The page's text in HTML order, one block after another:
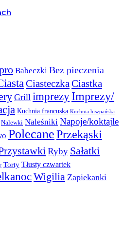
Babeczki Bez pieczenia
CiasteczkaCiastka
Grill imprezy Imprezy/
Kuchnia francuska Kuchnia hiszpańska
Nalewki Naleśniki Napoje/koktajle
PolecanePrzekąski
Ryby Sałatki
Torty Tłusty czwartek
Wigilia Zapiekanki